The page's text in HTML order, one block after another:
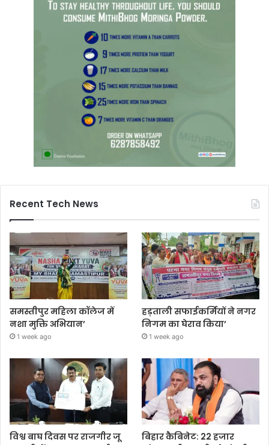
Recent Tech News
समस्तीपुर महिला कॉलेज में
नशा मुक्ति अभियान’
1 week ago
हड़ताली सफाईकर्मियों ने नगर
निगम का घेराव किया’
1 week ago
विश्व बाघ दिवस पर राजगीर जू
बिहार कैबिनेट: 22 हजार